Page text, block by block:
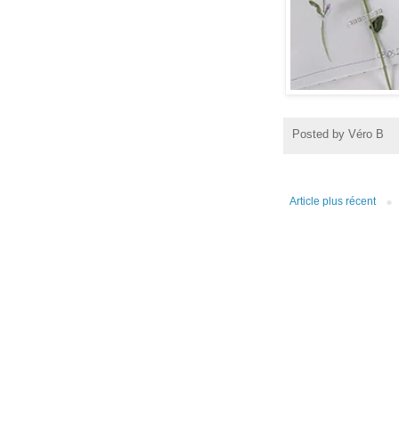
Posted by Véro B
Article plus récent